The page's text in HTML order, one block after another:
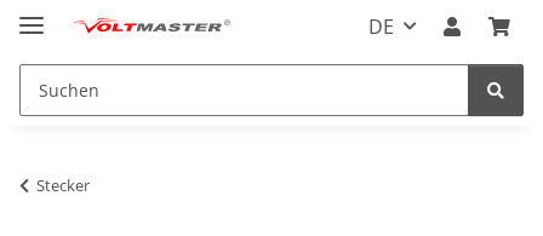
DE
Stecker